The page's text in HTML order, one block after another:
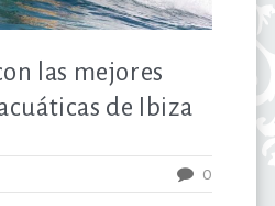
las mejores
de Ibiza
0